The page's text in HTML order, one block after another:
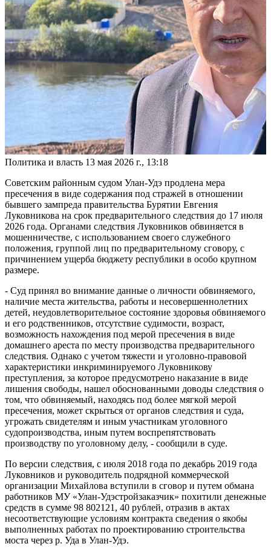
Политика и власть 13 мая 2026 г., 13:18
Советским районным судом Улан-Удэ продлена мера
пресечения в виде содержания под стражей в отношении
бывшего зампреда правительства Бурятии Евгения
Луковникова на срок предварительного следствия до 17 июля
2026 года. Органами следствия Луковников обвиняется в
мошенничестве, с использованием своего служебного
положения, группой лиц по предварительному сговору, с
причинением ущерба бюджету республики в особо крупном
размере.
- Суд принял во внимание данные о личности обвиняемого,
наличие места жительства, работы и несовершеннолетних
детей, неудовлетворительное состояние здоровья обвиняемого
и его родственников, отсутствие судимости, возраст,
возможность нахождения под мерой пресечения в виде
домашнего ареста по месту производства предварительного
следствия. Однако с учетом тяжести и уголовно-правовой
характеристики инкриминируемого Луковникову
преступления, за которое предусмотрено наказание в виде
лишения свободы, нашел обоснованными доводы следствия о
том, что обвиняемый, находясь под более мягкой мерой
пресечения, может скрыться от органов следствия и суда,
угрожать свидетелям и иным участникам уголовного
судопроизводства, иным путем воспрепятствовать
производству по уголовному делу, - сообщили в суде.
По версии следствия, с июля 2018 года по декабрь 2019 года
Луковников и руководитель подрядной коммерческой
организации Михайлова вступили в сговор и путем обмана
работников МУ «Улан-Удэстройзаказчик» похитили денежные
средств в сумме 98 802121, 40 рублей, отразив в актах
несоответствующие условиям контракта сведения о якобы
выполненных работах по проектированию строительства
моста через р. Уда в Улан-Удэ.